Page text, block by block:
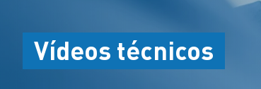
Vídeos técnicos